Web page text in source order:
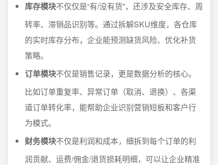
库存模块不仅仅是“有/没有货”，还涉及安全库存、周
转率、滞销品识别等。通过拆解SKU维度，各仓库
的实时库存分布，企业能预测缺货风险、优化补货
策略。
订单模块不仅是销售记录，更是数据分析的核心。
比如订单重复率、异常订单（取消、退换）、各渠
道订单转化率，能帮助企业识别营销短板和客户行
为模式。
财务模块不仅是利润和成本，细拆到每个订单的利
润贡献、运费/佣金/退货损耗明细，可以让企业精准